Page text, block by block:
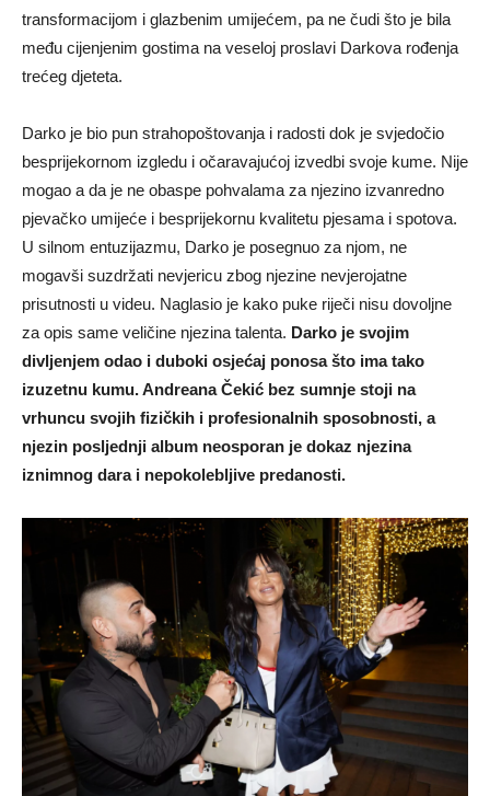
transformacijom i glazbenim umijećem, pa ne čudi što je bila
među cijenjenim gostima na veseloj proslavi Darkova rođenja
trećeg djeteta.
Darko je bio pun strahopoštovanja i radosti dok je svjedočio
besprijekornom izgledu i očaravajućoj izvedbi svoje kume. Nije
mogao a da je ne obaspe pohvalama za njezino izvanredno
pjevačko umijeće i besprijekornu kvalitetu pjesama i spotova.
U silnom entuzijazmu, Darko je posegnuo za njom, ne
mogavši ​​suzdržati nevjericu zbog njezine nevjerojatne
prisutnosti u videu. Naglasio je kako puke riječi nisu dovoljne
za opis same veličine njezina talenta. Darko je svojim
divljenjem odao i duboki osjećaj ponosa što ima tako
izuzetnu kumu. Andreana Čekić bez sumnje stoji na
vrhuncu svojih fizičkih i profesionalnih sposobnosti, a
njezin posljednji album neosporan je dokaz njezina
iznimnog dara i nepokolebljive predanosti.